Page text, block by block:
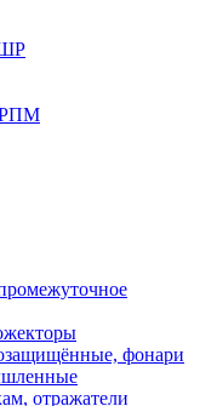
фонари
отражатели